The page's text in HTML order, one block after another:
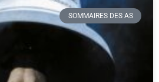
SOMMAIRES DES AS